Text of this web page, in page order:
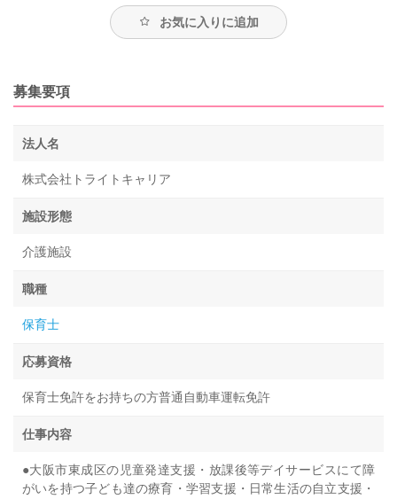
お気に入りに追加
募集要項
法人名
株式会社トライトキャリア
施設形態
介護施設
職種
保育士
応募資格
保育士免許をお持ちの方普通自動車運転免許
仕事内容
●大阪市東成区の児童発達支援・放課後等デイサービスにて障
がいを持つ子ども達の療育・学習支援・日常生活の自立支援・